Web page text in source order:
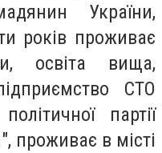
України,
років проживає
освіта вища,
СТО
партії
проживає в місті